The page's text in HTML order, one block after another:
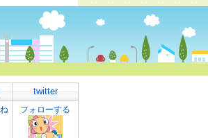
twitter
フォローする